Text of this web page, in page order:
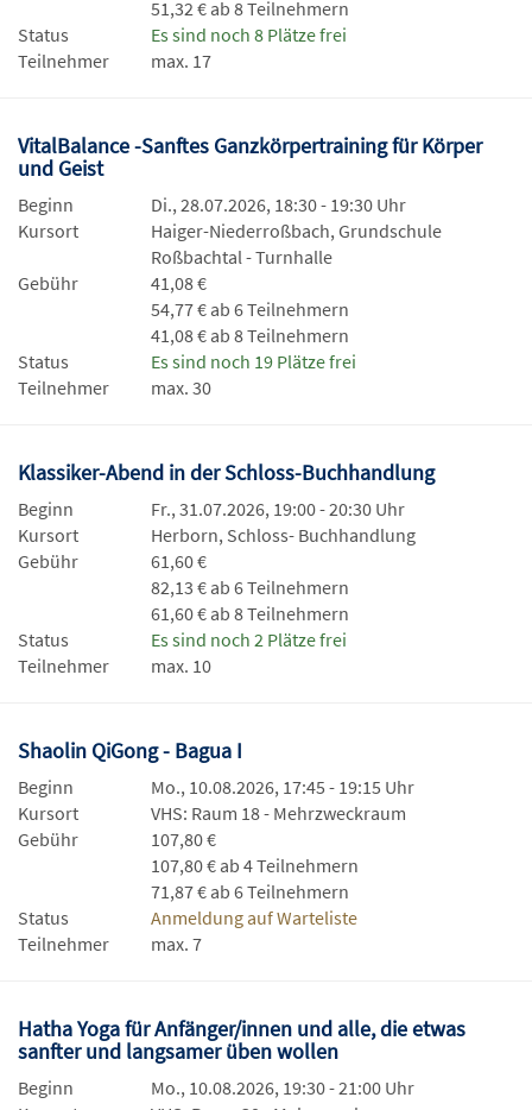
51,32 € ab 8 Teilnehmern
Status
Es sind noch 8 Plätze frei
Teilnehmer
max. 17
VitalBalance -Sanftes Ganzkörpertraining für Körper
und Geist
Beginn
Di., 28.07.2026, 18:30 - 19:30 Uhr
Kursort
Haiger-Niederroßbach, Grundschule
Roßbachtal - Turnhalle
Gebühr
41,08 €
54,77 € ab 6 Teilnehmern
41,08 € ab 8 Teilnehmern
Status
Es sind noch 19 Plätze frei
Teilnehmer
max. 30
Klassiker-Abend in der Schloss-Buchhandlung
Beginn
Fr., 31.07.2026, 19:00 - 20:30 Uhr
Kursort
Herborn, Schloss- Buchhandlung
Gebühr
61,60 €
82,13 € ab 6 Teilnehmern
61,60 € ab 8 Teilnehmern
Status
Es sind noch 2 Plätze frei
Teilnehmer
max. 10
Shaolin QiGong - Bagua I
Beginn
Mo., 10.08.2026, 17:45 - 19:15 Uhr
Kursort
VHS: Raum 18 - Mehrzweckraum
Gebühr
107,80 €
107,80 € ab 4 Teilnehmern
71,87 € ab 6 Teilnehmern
Status
Anmeldung auf Warteliste
Teilnehmer
max. 7
Hatha Yoga für Anfänger/innen und alle, die etwas
sanfter und langsamer üben wollen
Beginn
Mo., 10.08.2026, 19:30 - 21:00 Uhr